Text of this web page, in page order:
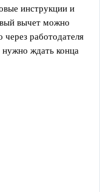
инструкции и
вычет можно
через работодателя
ждать конца